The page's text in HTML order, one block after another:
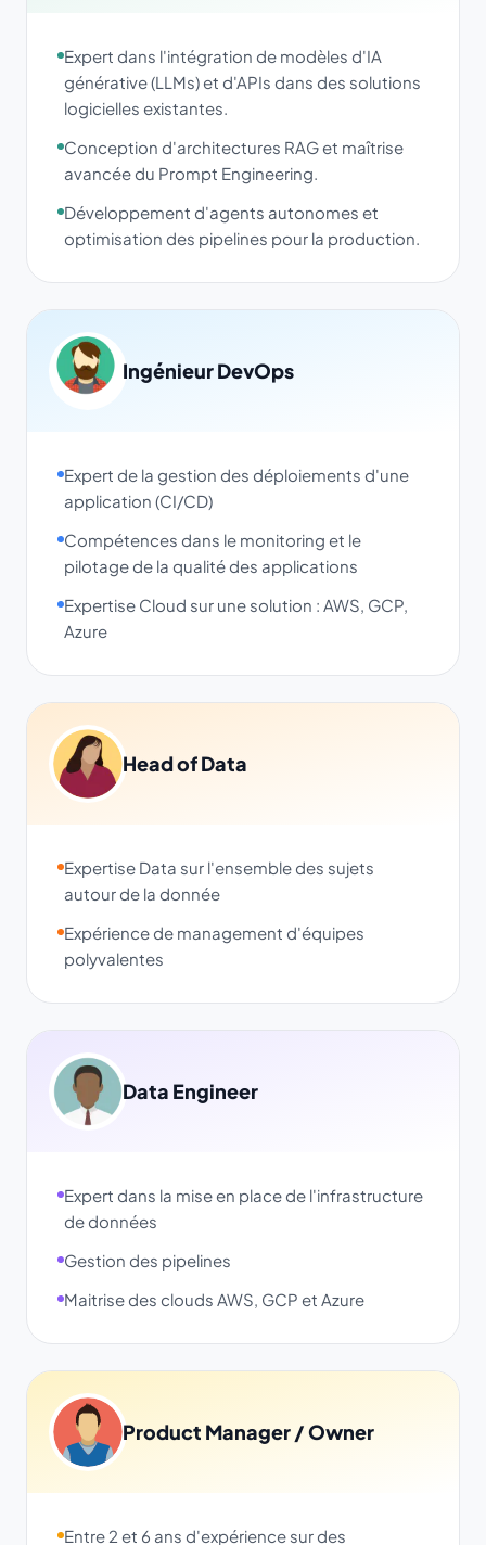
Expert dans l'intégration de modèles d'IA
générative (LLMs) et d'APIs dans des solutions
logicielles existantes.
Conception d'architectures RAG et maîtrise
avancée du Prompt Engineering.
Développement d'agents autonomes et
optimisation des pipelines pour la production.
Ingénieur DevOps
Expert de la gestion des déploiements d'une
application (CI/CD)
Compétences dans le monitoring et le
pilotage de la qualité des applications
Expertise Cloud sur une solution : AWS, GCP,
Azure
Head of Data
Expertise Data sur l'ensemble des sujets
autour de la donnée
Expérience de management d'équipes
polyvalentes
Data Engineer
Expert dans la mise en place de l'infrastructure
de données
Gestion des pipelines
Maitrise des clouds AWS, GCP et Azure
Product Manager / Owner
Entre 2 et 6 ans d'expérience sur des